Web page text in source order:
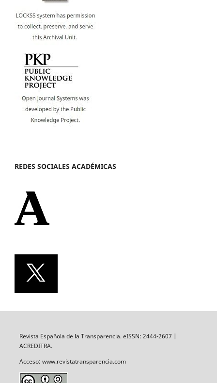
REDES SOCIALES ACADÉMICAS
Revista Española de la Transparencia. eISSN: 2444-2607 |
ACREDITRA.
Acceso: www.revistatransparencia.com